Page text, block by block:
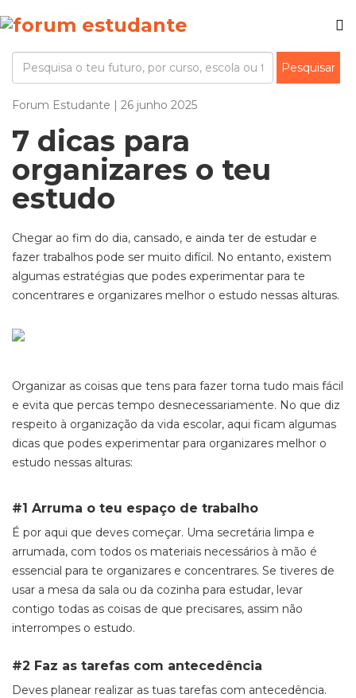
Forum Estudante | 26 junho 2025
7 dicas para
organizares o teu
estudo
Chegar ao fim do dia, cansado, e ainda ter de estudar e
fazer trabalhos pode ser muito difícil. No entanto, existem
algumas estratégias que podes experimentar para te
concentrares e organizares melhor o estudo nessas alturas.
Organizar as coisas que tens para fazer torna tudo mais fácil
e evita que percas tempo desnecessariamente. No que diz
respeito à organização da vida escolar, aqui ficam algumas
dicas que podes experimentar para organizares melhor o
estudo nessas alturas:
#1 Arruma o teu espaço de trabalho
É por aqui que deves começar. Uma secretária limpa e
arrumada, com todos os materiais necessários à mão é
essencial para te organizares e concentrares. Se tiveres de
usar a mesa da sala ou da cozinha para estudar, levar
contigo todas as coisas de que precisares, assim não
interrompes o estudo.
#2 Faz as tarefas com antecedência
Deves planear realizar as tuas tarefas com antecedência.